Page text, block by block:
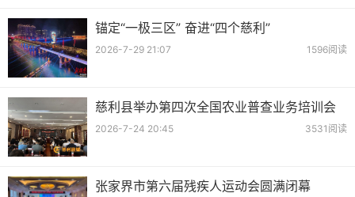
锚定“一极三区” 奋进“四个慈利”
2026-7-29 21:07 1596阅读
慈利县举办第四次全国农业普查业务培训会
2026-7-24 20:45 3531阅读
张家界市第六届残疾人运动会圆满闭幕